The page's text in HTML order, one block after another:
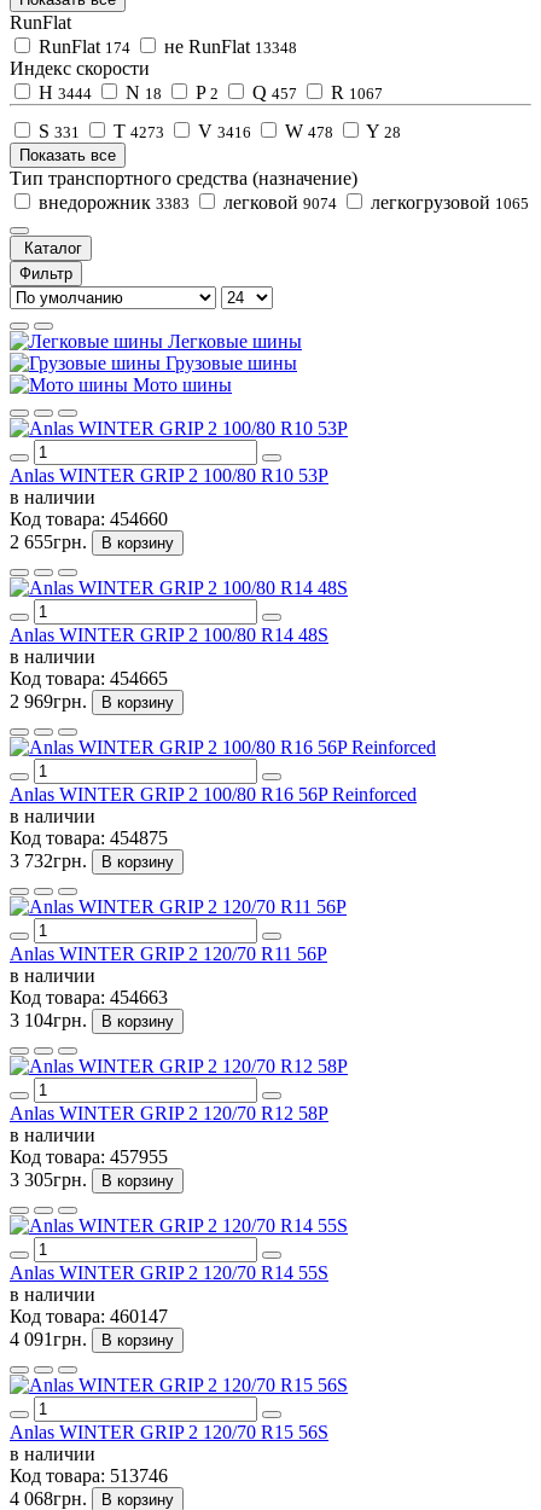
RunFlat
RunFlat 174 не RunFlat 13348
Индекс скорости
H 3444 N 18 P 2 Q 457 R 1067
S 331 T 4273 V 3416 W 478 Y 28
Показать все
Тип транспортного средства (назначение)
внедорожник 3383 легковой 9074 легкогрузовой 1065
Каталог
Фильтр
Легковые шины
Грузовые шины
Мото шины
Anlas WINTER GRIP 2 100/80 R10 53P
в наличии
Код товара: 454660
2 655грн.
В корзину
Anlas WINTER GRIP 2 100/80 R14 48S
в наличии
Код товара: 454665
2 969грн.
В корзину
Anlas WINTER GRIP 2 100/80 R16 56P Reinforced
в наличии
Код товара: 454875
3 732грн.
В корзину
Anlas WINTER GRIP 2 120/70 R11 56P
в наличии
Код товара: 454663
3 104грн.
В корзину
Anlas WINTER GRIP 2 120/70 R12 58P
в наличии
Код товара: 457955
3 305грн.
В корзину
Anlas WINTER GRIP 2 120/70 R14 55S
в наличии
Код товара: 460147
4 091грн.
В корзину
Anlas WINTER GRIP 2 120/70 R15 56S
в наличии
Код товара: 513746
4 068грн.
В корзину